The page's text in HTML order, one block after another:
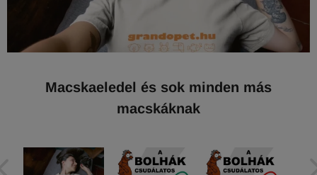
Macskaeledel és sok minden más
macskáknak